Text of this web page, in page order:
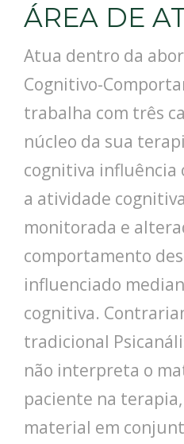
ÁREA DE
Atua dentro da
Cognitivo-
trabalha com três
núcleo da sua
cognitiva influência
a atividade
monitorada e
comportamento
influenciado
cognitiva.
tradicional
não interpreta o
paciente na
material em